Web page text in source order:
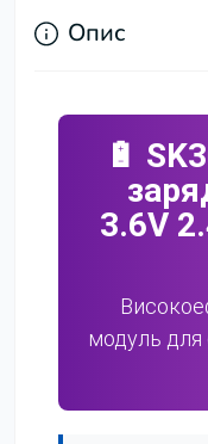
Опис
🔋
3.6V
модуль для